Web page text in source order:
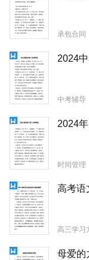
承包合同
2024
中考辅导
2024
时间管理
高考语
高三学习
母爱的